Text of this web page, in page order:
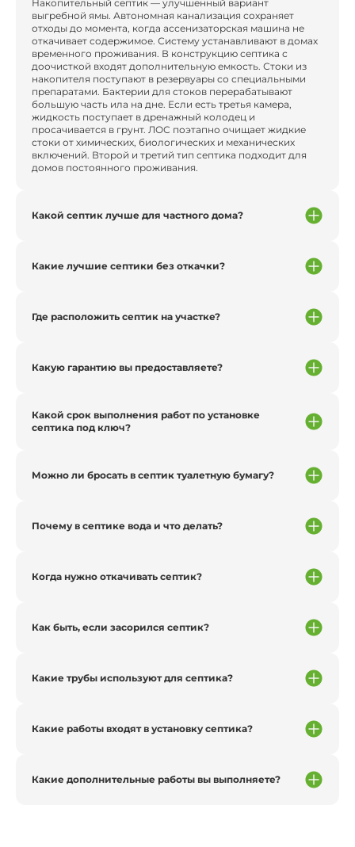
Накопительный септик — улучшенный вариант
выгребной ямы. Автономная канализация сохраняет
отходы до момента, когда ассенизаторская машина не
откачивает содержимое. Систему устанавливают в домах
временного проживания. В конструкцию септика с
доочисткой входят дополнительную емкость. Стоки из
накопителя поступают в резервуары со специальными
препаратами. Бактерии для стоков перерабатывают
большую часть ила на дне. Если есть третья камера,
жидкость поступает в дренажный колодец и
просачивается в грунт. ЛОС поэтапно очищает жидкие
стоки от химических, биологических и механических
включений. Второй и третий тип септика подходит для
домов постоянного проживания.
Какой септик лучше для частного дома?
Какие лучшие септики без откачки?
Где расположить септик на участке?
Какую гарантию вы предоставляете?
Какой срок выполнения работ по установке
септика под ключ?
Можно ли бросать в септик туалетную бумагу?
Почему в септике вода и что делать?
Когда нужно откачивать септик?
Как быть, если засорился септик?
Какие трубы используют для септика?
Какие работы входят в установку септика?
Какие дополнительные работы вы выполняете?